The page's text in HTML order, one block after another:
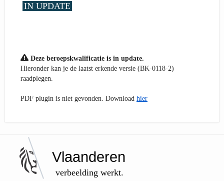
IN UPDATE
Deze beroepskwalificatie is in update.
Hieronder kan je de laatst erkende versie (BK-0118-2)
raadplegen.
PDF plugin is niet gevonden. Download hier
Vlaanderen
verbeelding werkt.